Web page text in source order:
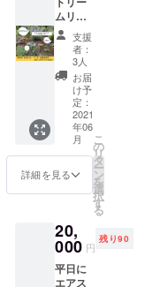
ネジメント
調理部和食
調理課 退社
数々の飲食
店でアルバ
イト
2011年...プ
ロデビュー
初戦TKO勝
利 2014年 引
2015年...株
式会社あど
ばる 店舗運
り、そ
のプ
レート
にお名
前を掲
載しま
す。 開
拓のお
手伝い
DIYがで
きま
す。 ※
現地ま
要で
す。 ※
日程は
メール
ムリ
ゾート
に花を
植える
ことが
できる
権利で
す。 あ
なたの
名前を
ロゴ付
き名札
で掲載
しま
付きに
なりま
す。 ※
現地ま
支援
者：
3人
お届
け予
定：
2021
年06
月
詳細を見る
こ
の
リ
タ
ー
ン
を
選
択
す
る
20,
000 円
残り90
平日に
エアス